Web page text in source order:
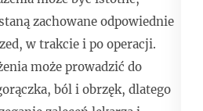
zachowane odpowiednie
w trakcie i po operacji.
może prowadzić do
ból i obrzęk, dlatego